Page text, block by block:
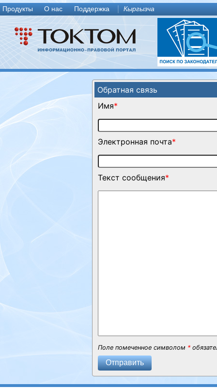
Продукты О нас Поддержка Кыргызча
Обратная связь
Имя*
Электронная почта*
Текст сообщения*
Поле помеченное символом *
Отправить